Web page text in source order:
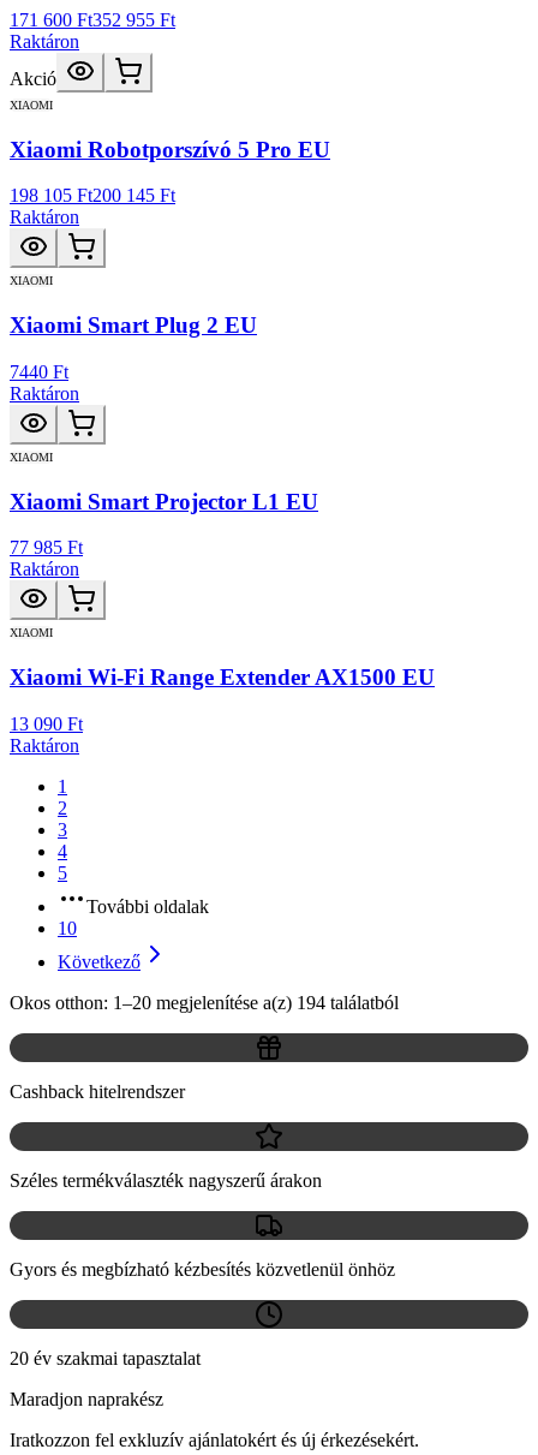
171 600 Ft352 955 Ft
Raktáron
Akció
XIAOMI
Xiaomi Robotporszívó 5 Pro EU
198 105 Ft200 145 Ft
Raktáron
XIAOMI
Xiaomi Smart Plug 2 EU
7440 Ft
Raktáron
XIAOMI
Xiaomi Smart Projector L1 EU
77 985 Ft
Raktáron
XIAOMI
Xiaomi Wi-Fi Range Extender AX1500 EU
13 090 Ft
Raktáron
1
2
3
4
5
További oldalak
10
Következő
Okos otthon: 1–20 megjelenítése a(z) 194 találatból
Cashback hitelrendszer
Széles termékválaszték nagyszerű árakon
Gyors és megbízható kézbesítés közvetlenül önhöz
20 év szakmai tapasztalat
Maradjon naprakész
Iratkozzon fel exkluzív ajánlatokért és új érkezésekért.